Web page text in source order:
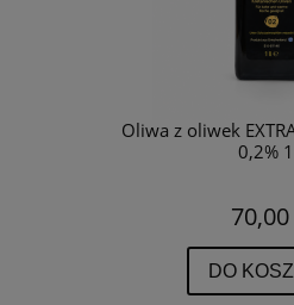
Oliwa z oliwek
0,2%
70,00
DO